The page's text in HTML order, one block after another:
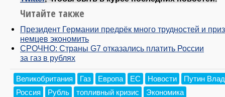
Читайте также
Президент Германии предрёк много трудностей и
немцев экономить
СРОЧНО: Страны G7 отказались платить России
за газ в рублях
Великобритания Газ Европа ЕС Новости
Путин
Россия
Рубль топливный кризис Экономика